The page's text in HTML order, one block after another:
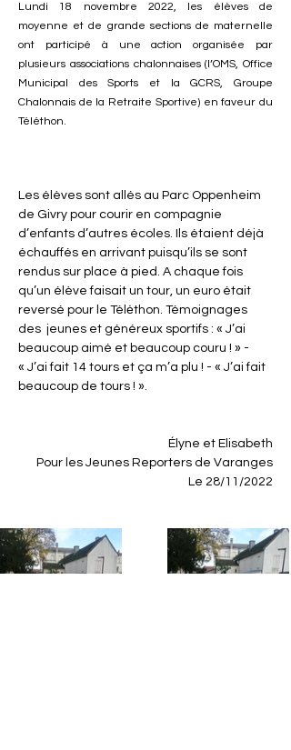
Lundi 18 novembre 2022, les élèves de
moyenne et de grande sections de maternelle
ont participé à une action organisée par
plusieurs associations chalonnaises (l’OMS, Office
Municipal des Sports et la GCRS, Groupe
Chalonnais de la Retraite Sportive) en faveur du
Téléthon.
Les élèves sont allés au Parc Oppenheim
de Givry pour courir en compagnie
d’enfants d’autres écoles. Ils étaient déjà
échauffés en arrivant puisqu’ils se sont
rendus sur place à pied. A chaque fois
qu’un élève faisait un tour, un euro était
reversé pour le Télėthon. Témoignages
des  jeunes et généreux sportifs : « J’ai
beaucoup aimé et beaucoup couru ! » -
« J’ai fait 14 tours et ça m’a plu ! - « J’ai fait
beaucoup de tours ! ».
Élyne et Elisabeth
Pour les Jeunes Reporters de Varanges
Le 28/11/2022